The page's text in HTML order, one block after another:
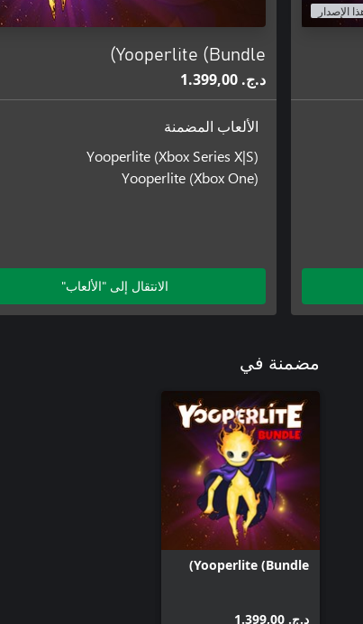
الإصدار
Yooperlite (Bundle)
د.ج.‏ 1.399,00
الألعاب المضمنة
Yooperlite (Xbox Series X|S)
Yooperlite (Xbox One)
الانتقال إلى "الألعاب"
مضمنة في
Yooperlite (Bundle)
د.ج.‏ 1.399,00